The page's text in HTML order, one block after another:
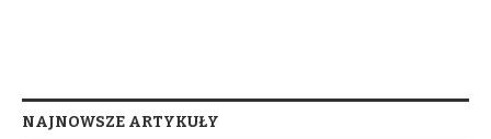
NAJNOWSZE ARTYKUŁY